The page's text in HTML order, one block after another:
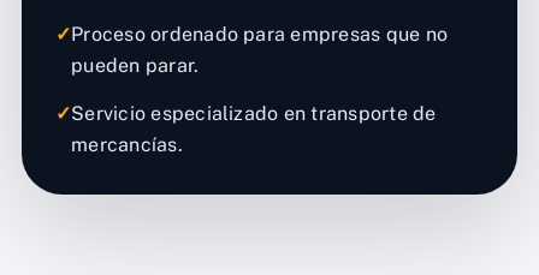
✓Proceso ordenado para empresas que no
pueden parar.
✓Servicio especializado en transporte de
mercancías.